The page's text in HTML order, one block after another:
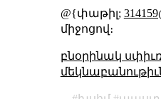
@{փաթիլ;
միջոցով։
բնօրինակ